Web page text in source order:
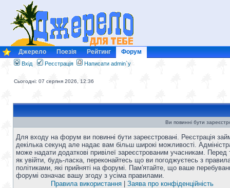
Джерело Поезія Рейтинг Форум
Вхід Реєстрація Написати admin`у
Сьогодні: 07 серпня 2026, 12:36
Ви повинні бути
Для входу на форум ви повинні бути зареєстровані. Реєстрація
декілька секунд але надає вам більш широкі можливості.
може надати додаткові привілеї зареєстрованим учасникам. Перед
як увійти, будь-ласка, переконайтесь що ви погоджуєтесь з
політиками, які прийняті на форумі. Пам'ятайте, що ваше
форумі означає вашу згоду з усіма правилами.
Правила використання
Заява про конфіденційність